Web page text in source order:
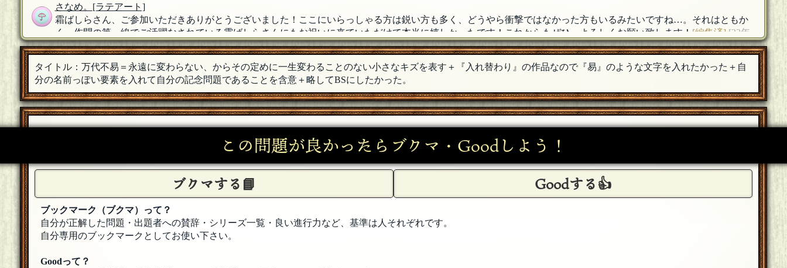
さなめ。 [ラテアート]
霜ばしらさん、ご参加いただきありがとうございました！ここにいらっしゃる方は鋭い方も多く、どうやら衝撃ではなかった方もいるみたいですね…。それはともか
く、作問の第一線でご活躍なされている霜ばしらさんにもお祝いに来ていただけて本当に嬉しかったです！これからもぜひ、よろしくお願い致します！ [編集済] [23年
11月04日 00:32]
さなめ。[ラテアート]
(72)、首を横にじゃなく縦にでした…。自画自賛した人になってる…。[23年11月04日 00:20]
霜ばしら
さなめさん、出題ありがとうございました🍅 改めて100問目おめでとうございます！（衝撃の事実が…！！！）[23年11月04日 00:01] 1＋
100問、おめでとう私。とても頑張った。これからも頑張ろう。 [23年11月03日 23:57]
さなめ。[ラテアート]
マクガフィンさん、ご参加ありがとうございました！そちらは責任持って返却しておきますね← 全て合わせると魔子さんの1/12です！すごい！月刊らてらてを始め、
いろんな場所でお世話になっているマクガフィンさんと、これからもご一緒させていただければ、と思います〜！本日はお祝いに来てくださって本当にありがとうご
ざいました〜！！[23年11月03日 23:56]
さなめ。[ラテアート]
ひゅーさん、ご参加いただきありがとうございました！たくさん書くことだけが私の取り柄です！← ひゅーさんともまたご一緒に遊べることを楽しみにしています！
タイトル：万代不易＝永遠に変わらない、からその定めに一生変わることのない小さなキズを表す＋『入れ替わり』の作品なので『易』のような文字を入れたかった＋自
分の名前っぽい要素を入れて自分の記念問題であることを含意＋略してBSにしたかった。
この問題が良かったらブクマ・Goodしよう！
ブクマする📘 Goodする👍
ブックマーク（ブクマ）って？
自分が正解した問題・出題者への賛辞・シリーズ一覧・良い進行力など、基準は人それぞれです。
自分専用のブックマークとしてお使い下さい。
Goodって？